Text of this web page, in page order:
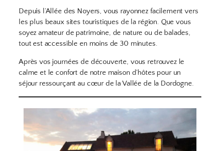
Depuis l’Allée des Noyers, vous rayonnez facilement vers
les plus beaux sites touristiques de la région. Que vous
soyez amateur de patrimoine, de nature ou de balades,
tout est accessible en moins de 30 minutes.
Après vos journées de découverte, vous retrouvez le
calme et le confort de notre maison d’hôtes pour un
séjour ressourçant au cœur de la Vallée de la Dordogne.